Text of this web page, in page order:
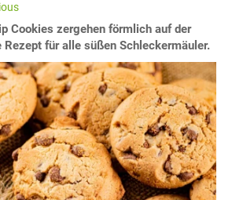
Cookies zergehen förmlich auf der
Rezept für alle süßen Schleckermäuler.